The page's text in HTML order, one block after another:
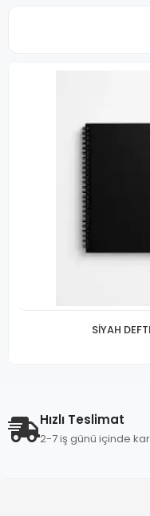
SİYAH
Hızlı Teslimat
2-7 iş günü içinde